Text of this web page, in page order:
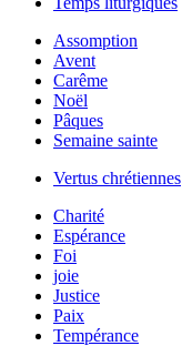
Assomption
Avent
Carême
Noël
Pâques
Semaine sainte
Vertus chrétiennes
Charité
Espérance
Foi
joie
Justice
Paix
Tempérance